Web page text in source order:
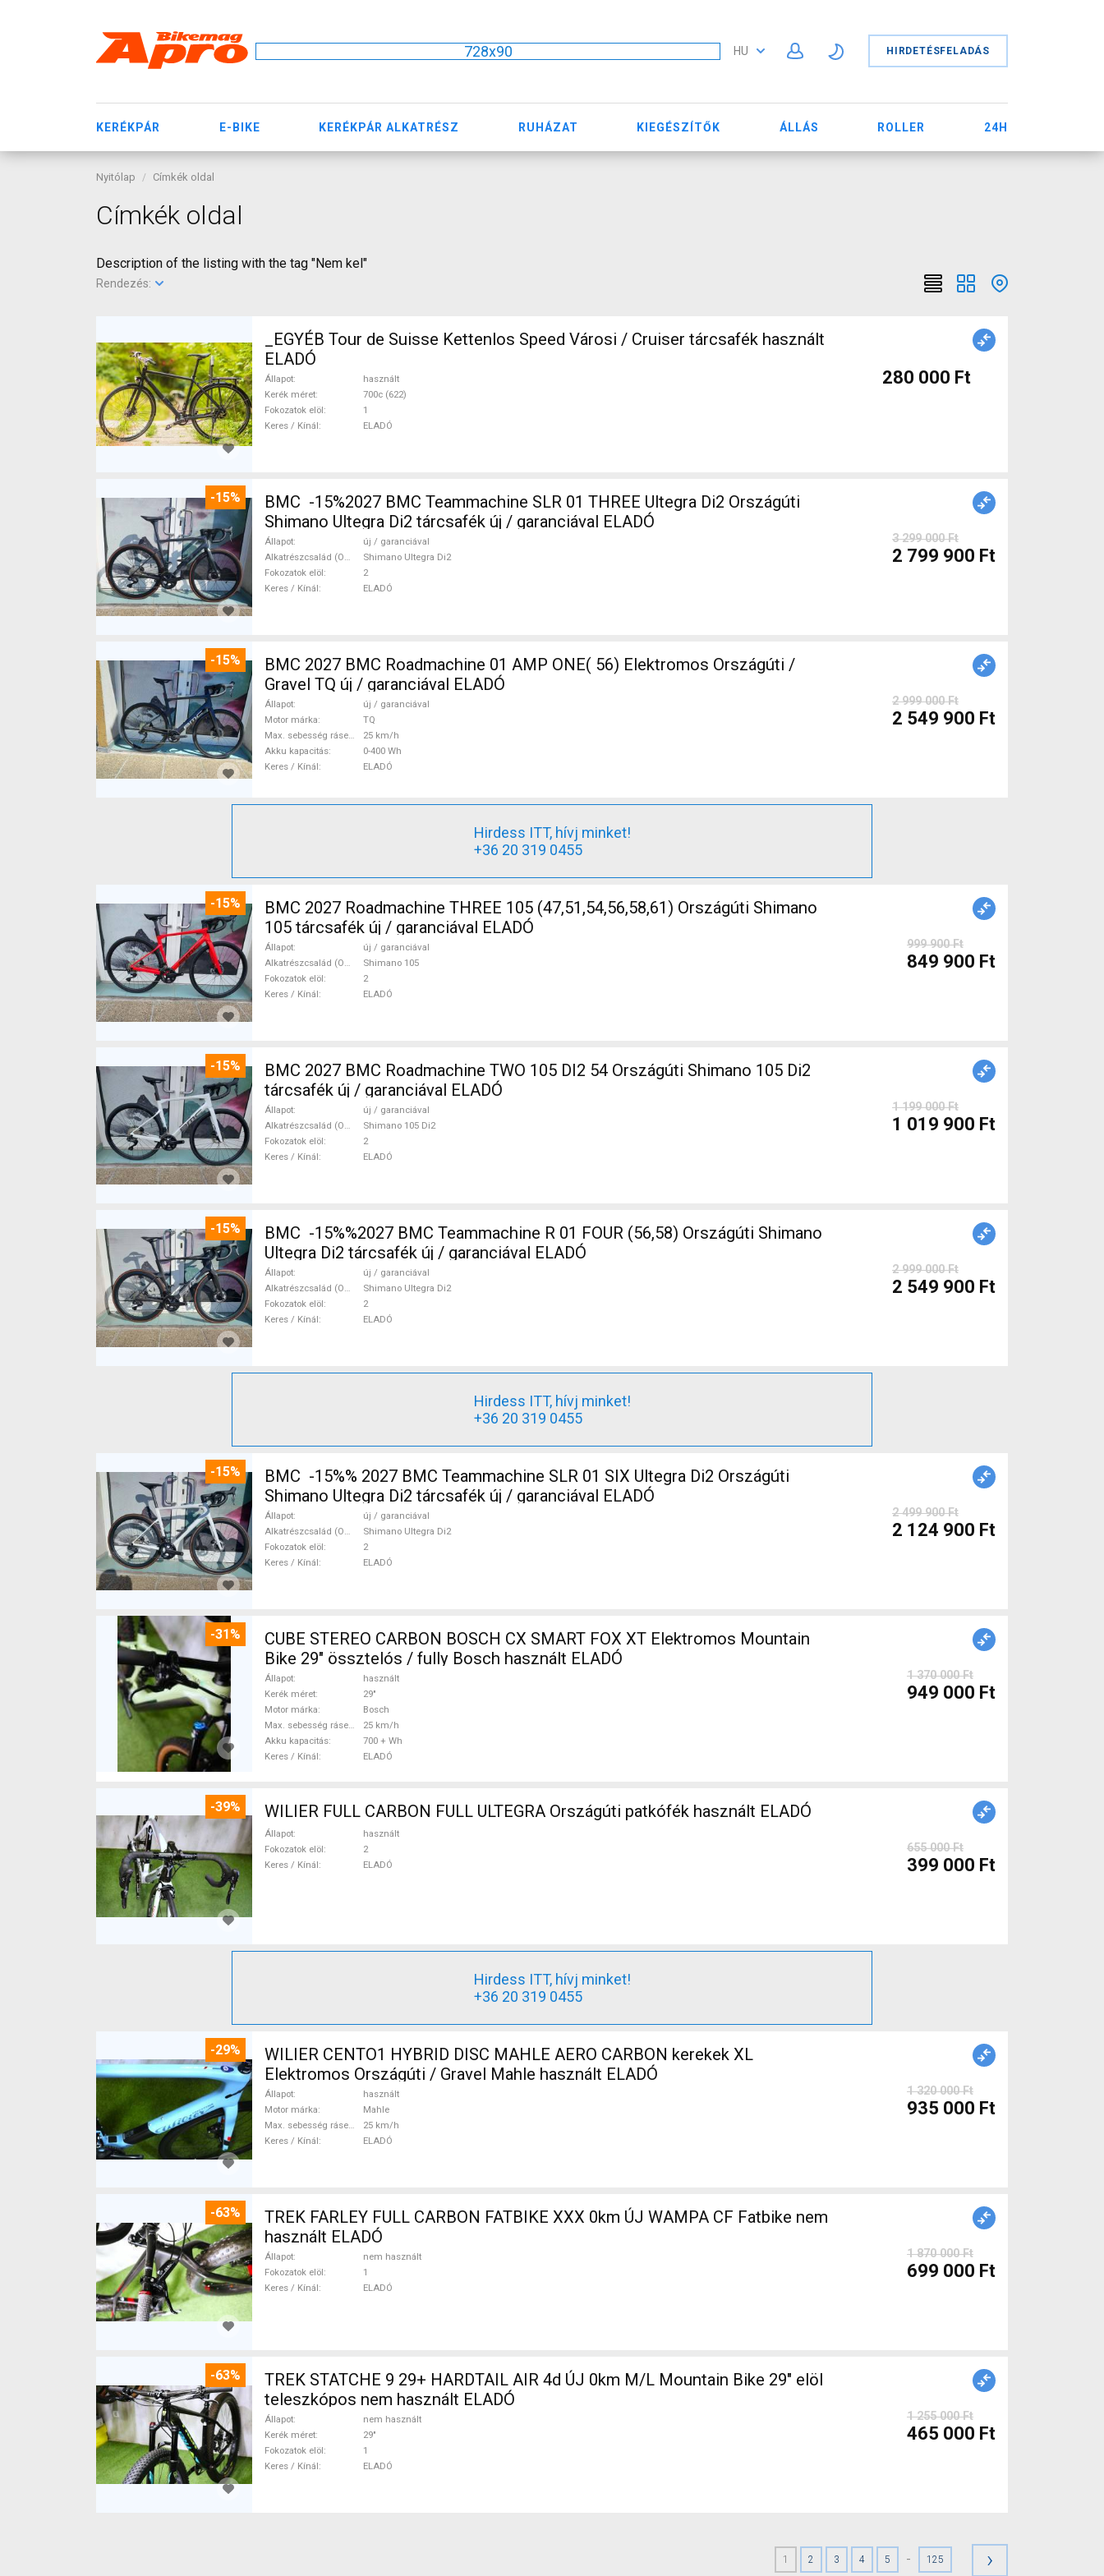
728x90 HU HIRDETÉSFELADÁS
KERÉKPÁR E-BIKE KERÉKPÁR ALKATRÉSZ RUHÁZAT KIEGÉSZÍTŐK ÁLLÁS ROLLER 24H
Nyitólap Címkék oldal
Címkék oldal
Description of the listing with the tag "Nem kel"
Rendezés:
_EGYÉB Tour de Suisse Kettenlos Speed Városi / Cruiser tárcsafék használt
ELADÓ
Állapot
használt
Kerék méret
700c (622)
Fokozatok elöl
1
Keres / Kínál
ELADÓ
280 000 Ft
-15%
BMC -15%2027 BMC Teammachine SLR 01 THREE Ultegra Di2 Országúti
Shimano Ultegra Di2 tárcsafék új / garanciával ELADÓ
Állapot
új / garanciával
Alkatrészcsalád (Outi)
Shimano Ultegra Di2
Fokozatok elöl
2
Keres / Kínál
ELADÓ
3 299 000 Ft
2 799 900 Ft
-15%
BMC 2027 BMC Roadmachine 01 AMP ONE( 56) Elektromos Országúti /
Gravel TQ új / garanciával ELADÓ
Állapot
új / garanciával
Motor márka
TQ
Max. sebesség rásegítéssel
25 km/h
Akku kapacitás
0-400 Wh
Keres / Kínál
ELADÓ
2 999 000 Ft
2 549 900 Ft
Hirdess ITT, hívj minket!
+36 20 319 0455
-15%
BMC 2027 Roadmachine THREE 105 (47,51,54,56,58,61) Országúti Shimano
105 tárcsafék új / garanciával ELADÓ
Állapot
új / garanciával
Alkatrészcsalád (Outi)
Shimano 105
Fokozatok elöl
2
Keres / Kínál
ELADÓ
999 900 Ft
849 900 Ft
-15%
BMC 2027 BMC Roadmachine TWO 105 DI2 54 Országúti Shimano 105 Di2
tárcsafék új / garanciával ELADÓ
Állapot
új / garanciával
Alkatrészcsalád (Outi)
Shimano 105 Di2
Fokozatok elöl
2
Keres / Kínál
ELADÓ
1 199 000 Ft
1 019 900 Ft
-15%
BMC -15%%2027 BMC Teammachine R 01 FOUR (56,58) Országúti Shimano
Ultegra Di2 tárcsafék új / garanciával ELADÓ
Állapot
új / garanciával
Alkatrészcsalád (Outi)
Shimano Ultegra Di2
Fokozatok elöl
2
Keres / Kínál
ELADÓ
2 999 000 Ft
2 549 900 Ft
Hirdess ITT, hívj minket!
+36 20 319 0455
-15%
BMC -15%% 2027 BMC Teammachine SLR 01 SIX Ultegra Di2 Országúti
Shimano Ultegra Di2 tárcsafék új / garanciával ELADÓ
Állapot
új / garanciával
Alkatrészcsalád (Outi)
Shimano Ultegra Di2
Fokozatok elöl
2
Keres / Kínál
ELADÓ
2 499 900 Ft
2 124 900 Ft
-31%
CUBE STEREO CARBON BOSCH CX SMART FOX XT Elektromos Mountain
Bike 29" össztelós / fully Bosch használt ELADÓ
Állapot
használt
Kerék méret
29"
Motor márka
Bosch
Max. sebesség rásegítéssel
25 km/h
Akku kapacitás
700 + Wh
Keres / Kínál
ELADÓ
1 370 000 Ft
949 000 Ft
-39% WILIER FULL CARBON FULL ULTEGRA Országúti patkófék használt ELADÓ
Állapot
használt
Fokozatok elöl
2
Keres / Kínál
ELADÓ
655 000 Ft
399 000 Ft
Hirdess ITT, hívj minket!
+36 20 319 0455
-29%
WILIER CENTO1 HYBRID DISC MAHLE AERO CARBON kerekek XL
Elektromos Országúti / Gravel Mahle használt ELADÓ
Állapot
használt
Motor márka
Mahle
Max. sebesség rásegítéssel
25 km/h
Keres / Kínál
ELADÓ
1 320 000 Ft
935 000 Ft
-63%
TREK FARLEY FULL CARBON FATBIKE XXX 0km ÚJ WAMPA CF Fatbike nem
használt ELADÓ
Állapot
nem használt
Fokozatok elöl
1
Keres / Kínál
ELADÓ
1 870 000 Ft
699 000 Ft
-63%
TREK STATCHE 9 29+ HARDTAIL AIR 4d ÚJ 0km M/L Mountain Bike 29" elöl
teleszkópos nem használt ELADÓ
Állapot
nem használt
Kerék méret
29"
Fokozatok elöl
1
Keres / Kínál
ELADÓ
1 255 000 Ft
465 000 Ft
1 2 3 4 5 - 125 ›